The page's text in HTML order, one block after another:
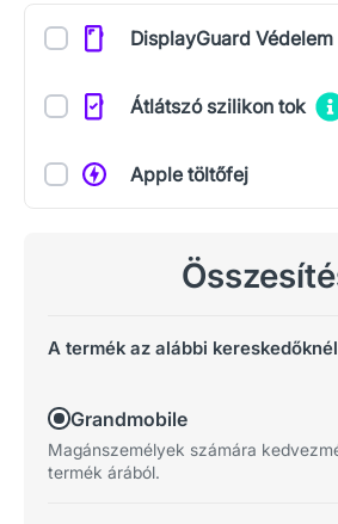
KiegészítőkDisplayGuard Védelem
Átlátszó szilikon tok
Apple töltőfej
A termék az alábbi
Grandmobile
Magánszemélyek számára
termék árából.